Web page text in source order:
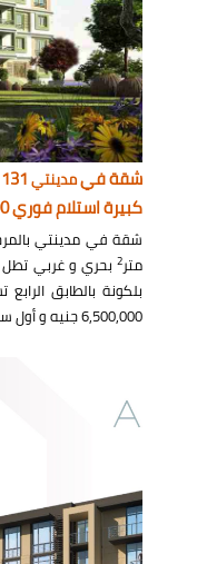
شقة فيمدينتي
كبيرة استلام فوري 6,500,000 ج
شقة في مدينتي
متر2
بلكونة بالطابق
6,500,000 جنيه و أول سكن